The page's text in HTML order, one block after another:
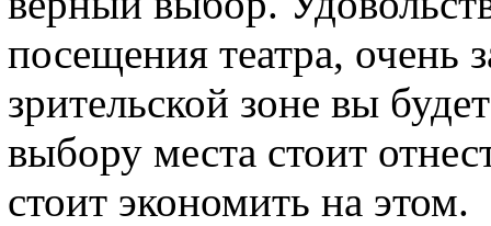
посещения театра, очень
зрительской зоне вы
выбору места стоит
стоит экономить на этом.